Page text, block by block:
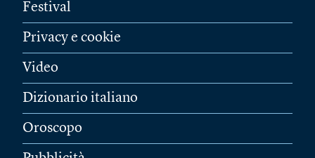
Festival
Privacy e cookie
Video
Dizionario italiano
Oroscopo